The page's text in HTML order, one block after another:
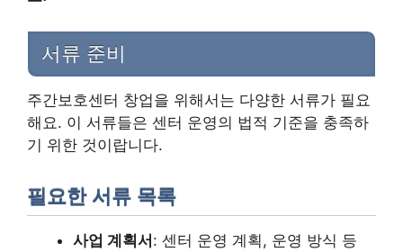
서류 준비
주간보호센터 창업을 위해서는 다양한 서류가 필요
해요. 이 서류들은 센터 운영의 법적 기준을 충족하
기 위한 것이랍니다.
필요한 서류 목록
사업 계획서: 센터 운영 계획, 운영 방식 등